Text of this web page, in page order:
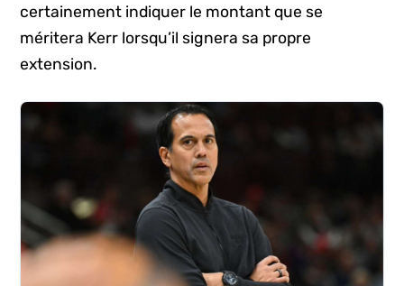
certainement indiquer le montant que se
méritera Kerr lorsqu’il signera sa propre
extension.